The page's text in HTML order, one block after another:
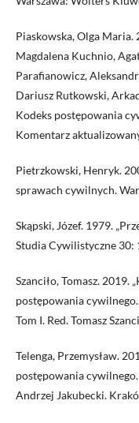
Piaskowska, Olga Maria.
Magdalena Kuchnio,
Parafianowicz,
Dariusz Rutkowski,
Kodeks postępowania
Komentarz
Pietrzkowski, Henryk.
sprawach cywilnych.
Skąpski, Józef. 1979.
Studia Cywilistyczne 30:
Szanciło, Tomasz. 2019.
postępowania
Tom I. Red. Tomasz
Telenga, Przemysław.
postępowania
Andrzej Jakubecki.